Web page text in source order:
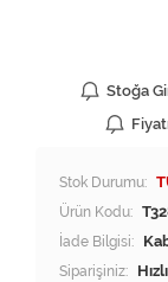
Stoğa
Stok Durumu:
Ürün Kodu:
İade Bilgisi:
Siparişiniz: